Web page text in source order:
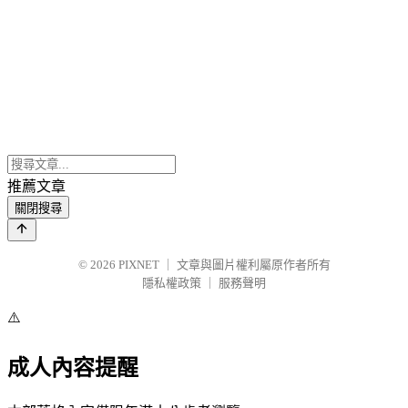
推薦文章
關閉搜尋
© 2026 PIXNET
文章與圖片權利屬原作者所有
隱私權政策
服務聲明
⚠️
成人內容提醒